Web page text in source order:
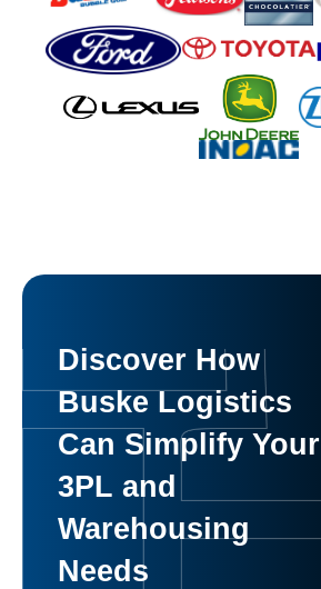
Discover How
Buske Logistics
Can Simplify Your
3PL and
Warehousing
Needs